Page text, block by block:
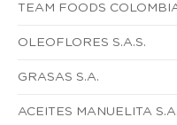
TEAM FOODS
OLEOFLORES S.A.S.
GRASAS S.A.
ACEITES MANUELITA S.A.